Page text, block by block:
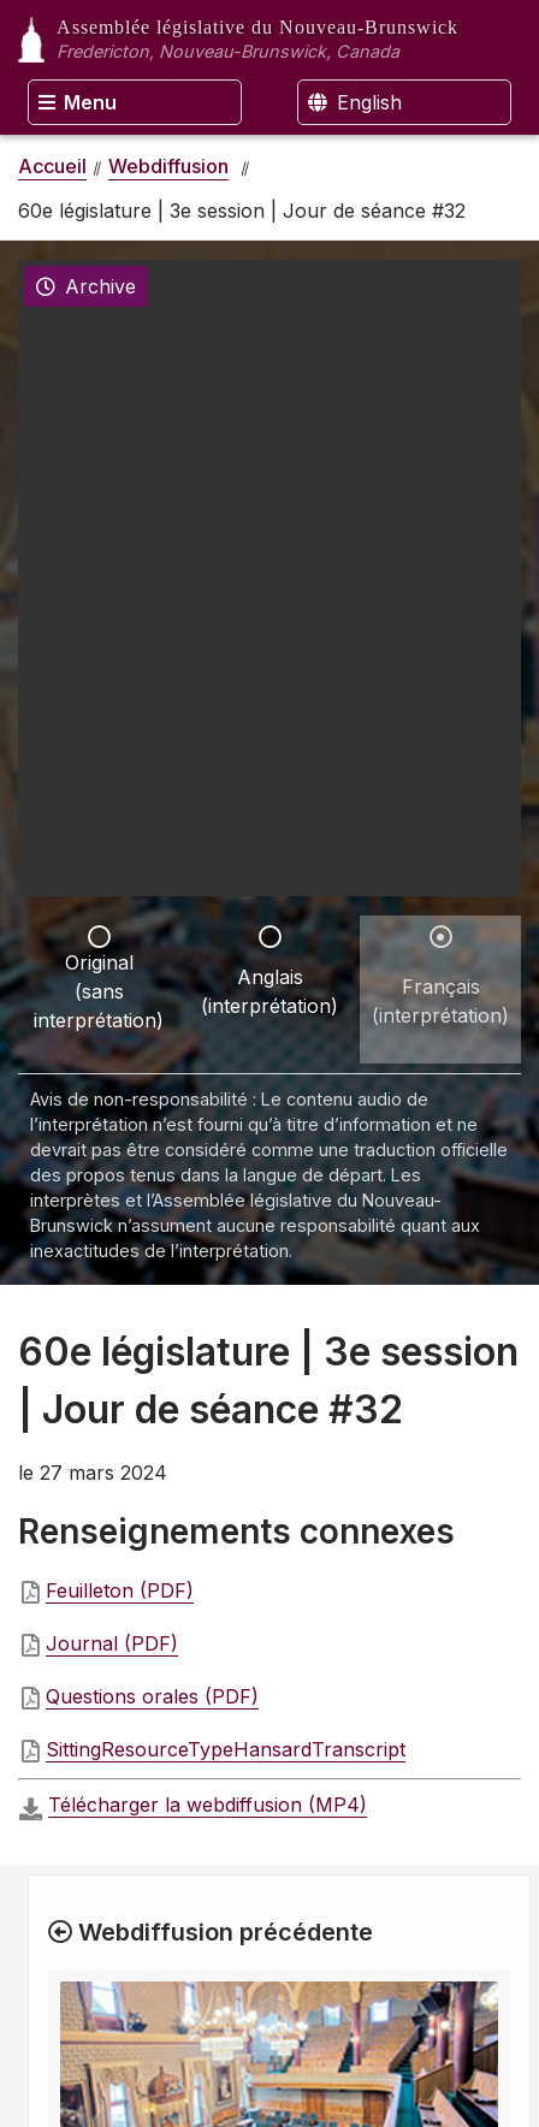
Assemblée législative du Nouveau-Brunswick
Fredericton, Nouveau-Brunswick, Canada
Menu English
Accueil
Webdiffusion
60e législature | 3e session | Jour de séance #32
Archive
Original
(sans
interprétation)
Anglais
(interprétation)
Français
(interprétation)
Avis de non-responsabilité : Le contenu audio de
l’interprétation n’est fourni qu’à titre d’information et ne
devrait pas être considéré comme une traduction officielle
des propos tenus dans la langue de départ. Les
interprètes et l’Assemblée législative du Nouveau-
Brunswick n’assument aucune responsabilité quant aux
inexactitudes de l’interprétation.
60e législature | 3e session
| Jour de séance #32
le 27 mars 2024
Renseignements connexes
Feuilleton (PDF)
Journal (PDF)
Questions orales (PDF)
SittingResourceTypeHansardTranscript
Télécharger la webdiffusion (MP4)
Webdiffusion précédente